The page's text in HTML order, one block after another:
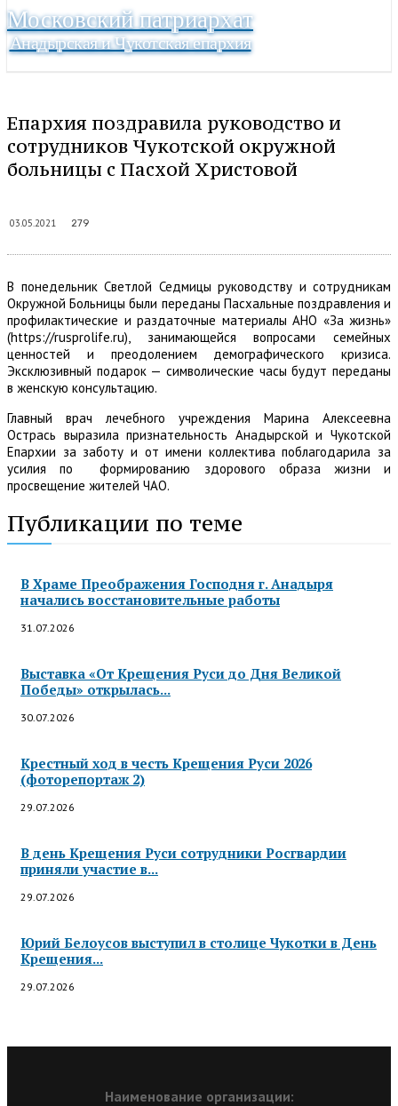
Московский патриархат
Анадырская и Чукотская епархия
Епархия поздравила руководство и
сотрудников Чукотской окружной
больницы с Пасхой Христовой
03.05.2021 279
В понедельник Светлой Седмицы руководству и сотрудникам
Окружной Больницы были переданы Пасхальные поздравления и
профилактические и раздаточные материалы АНО «За жизнь»
(https://rusprolife.ru), занимающейся вопросами семейных
ценностей и преодолением демографического кризиса.
Эксклюзивный подарок — символические часы будут переданы
в женскую консультацию.
Главный врач лечебного учреждения Марина Алексеевна
Острась выразила признательность Анадырской и Чукотской
Епархии за заботу и от имени коллектива поблагодарила за
усилия по формированию здорового образа жизни и
просвещение жителей ЧАО.
Публикации по теме
В Храме Преображения Господня г. Анадыря
начались восстановительные работы
31.07.2026
Выставка «От Крещения Руси до Дня Великой
Победы» открылась...
30.07.2026
Крестный ход в честь Крещения Руси 2026
(фоторепортаж 2)
29.07.2026
В день Крещения Руси сотрудники Росгвардии
приняли участие в...
29.07.2026
Юрий Белоусов выступил в столице Чукотки в День
Крещения...
29.07.2026
Наименование организации: